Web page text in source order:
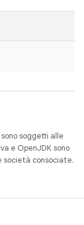
soggetti alle
e OpenJDK sono
società consociate.